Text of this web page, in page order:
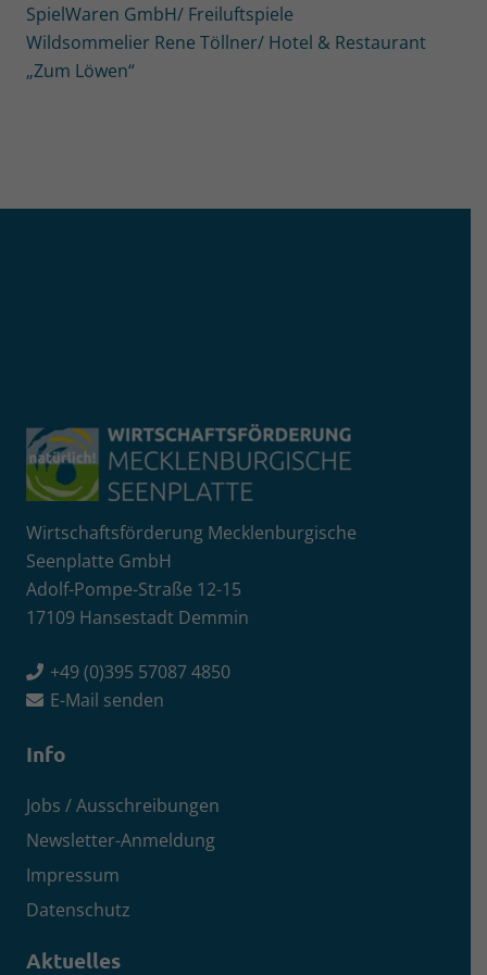
SpielWaren GmbH/ Freiluftspiele
Wildsommelier Rene Töllner/ Hotel & Restaurant
„Zum Löwen“
Wirtschaftsförderung Mecklenburgische
Seenplatte GmbH
Adolf-Pompe-Straße 12-15
17109 Hansestadt Demmin
+49 (0)395 57087 4850
E-Mail senden
Info
Jobs / Ausschreibungen
Newsletter-Anmeldung
Impressum
Datenschutz
Aktuelles